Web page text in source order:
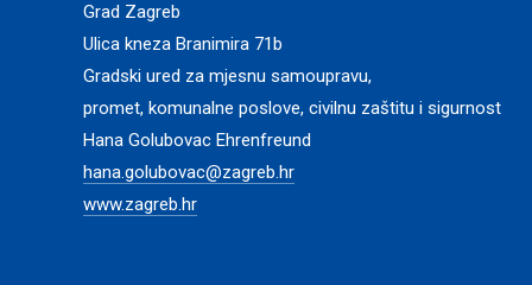
Grad Zagreb
Ulica kneza Branimira 71b
Gradski ured za mjesnu samoupravu,
promet, komunalne poslove, civilnu zaštitu i sigurnost
Hana Golubovac Ehrenfreund
hana.golubovac@zagreb.hr
www.zagreb.hr